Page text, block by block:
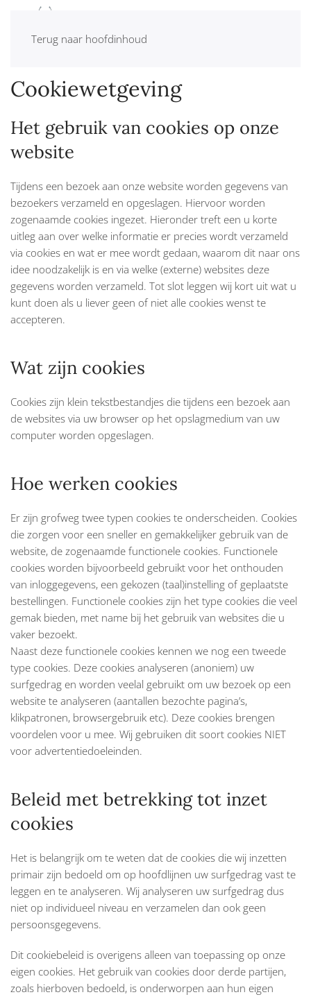
Terug naar hoofdinhoud
Cookiewetgeving
Het gebruik van cookies op onze
website
Tijdens een bezoek aan onze website worden gegevens van
bezoekers verzameld en opgeslagen. Hiervoor worden
zogenaamde cookies ingezet. Hieronder treft een u korte
uitleg aan over welke informatie er precies wordt verzameld
via cookies en wat er mee wordt gedaan, waarom dit naar ons
idee noodzakelijk is en via welke (externe) websites deze
gegevens worden verzameld. Tot slot leggen wij kort uit wat u
kunt doen als u liever geen of niet alle cookies wenst te
accepteren.
Wat zijn cookies
Cookies zijn klein tekstbestandjes die tijdens een bezoek aan
de websites via uw browser op het opslagmedium van uw
computer worden opgeslagen.
Hoe werken cookies
Er zijn grofweg twee typen cookies te onderscheiden. Cookies
die zorgen voor een sneller en gemakkelijker gebruik van de
website, de zogenaamde functionele cookies. Functionele
cookies worden bijvoorbeeld gebruikt voor het onthouden
van inloggegevens, een gekozen (taal)instelling of geplaatste
bestellingen. Functionele cookies zijn het type cookies die veel
gemak bieden, met name bij het gebruik van websites die u
vaker bezoekt.
Naast deze functionele cookies kennen we nog een tweede
type cookies. Deze cookies analyseren (anoniem) uw
surfgedrag en worden veelal gebruikt om uw bezoek op een
website te analyseren (aantallen bezochte pagina’s,
klikpatronen, browsergebruik etc). Deze cookies brengen
voordelen voor u mee. Wij gebruiken dit soort cookies NIET
voor advertentiedoeleinden.
Beleid met betrekking tot inzet
cookies
Het is belangrijk om te weten dat de cookies die wij inzetten
primair zijn bedoeld om op hoofdlijnen uw surfgedrag vast te
leggen en te analyseren. Wij analyseren uw surfgedrag dus
niet op individueel niveau en verzamelen dan ook geen
persoonsgegevens.
Dit cookiebeleid is overigens alleen van toepassing op onze
eigen cookies. Het gebruik van cookies door derde partijen,
zoals hierboven bedoeld, is onderworpen aan hun eigen